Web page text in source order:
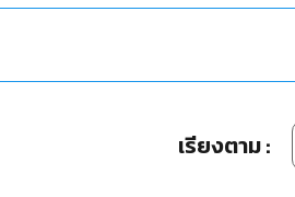
เรียงตาม :